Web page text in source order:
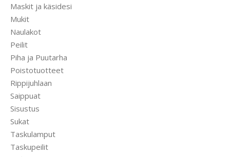
Maskit ja käsidesi
Mukit
Naulakot
Peilit
Piha ja Puutarha
Poistotuotteet
Rippijuhlaan
Saippuat
Sisustus
Sukat
Taskulamput
Taskupeilit